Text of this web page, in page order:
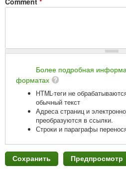
Более подробная
форматах
HTML-теги не
обычный текст
Адреса страниц и
преобразуются в ссылки.
Строки и параграфы